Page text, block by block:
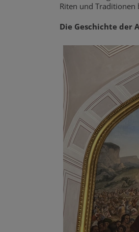
Riten und Traditionen
Die Geschichte der